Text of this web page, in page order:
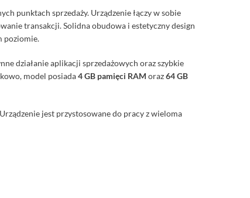
punktach sprzedaży. Urządzenie łączy w sobie
transakcji. Solidna obudowa i estetyczny design
poziomie.
działanie aplikacji sprzedażowych oraz szybkie
model posiada4 GB pamięci RAM oraz64 GB
jest przystosowane do pracy z wieloma